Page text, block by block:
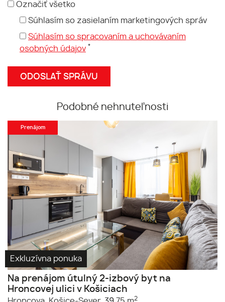
Označiť všetko
Súhlasím so zasielaním marketingových správ
Súhlasím so spracovaním a uchovávaním
osobných údajov *
Podobné nehnuteľnosti
Exkluzívna ponuka
Prenájom
Na prenájom útulný 2-izbový byt na
Hroncovej ulici v Košiciach
2